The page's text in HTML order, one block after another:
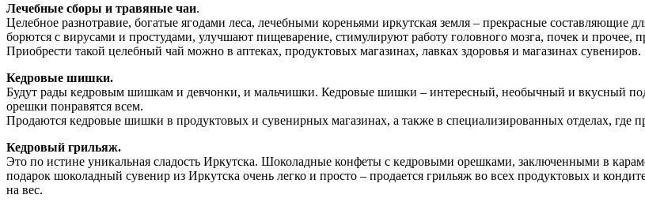
Лечебные сборы и травяные чаи.
Целебное разнотравие, богатые ягодами леса, лечебными кореньями иркутская земля – прекрасные
борются с вирусами и простудами, улучшают пищеварение, стимулируют работу головного мозга, почек и прочее,
Приобрести такой целебный чай можно в аптеках, продуктовых магазинах, лавках здоровья и магазинах сувениров.
Кедровые шишки.
Будут рады кедровым шишкам и девчонки, и мальчишки. Кедровые шишки – интересный, необычный и вкусный
орешки понравятся всем.
Продаются кедровые шишки в продуктовых и сувенирных магазинах, а также в специализированных отделах, где
Кедровый грильяж.
Это по истине уникальная сладость Иркутска. Шоколадные конфеты с кедровыми орешками, заключенными в
подарок шоколадный сувенир из Иркутска очень легко и просто – продается грильяж во всех продуктовых и
на вес.